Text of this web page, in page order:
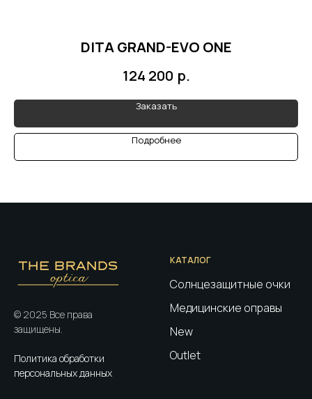
DITA GRAND-EVO ONE
124 200 р.
Заказать
Подробнее
© 2025 Все права
защищены.
Политика обработки
персональных данных
КАТАЛОГ
Солнцезащитные очки
Медицинские оправы
New
Outlet